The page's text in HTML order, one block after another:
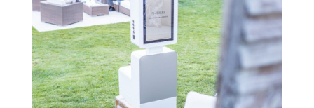
briller
prise de photos rapides
écran tactile de 23 pouces
caméra Canon HD